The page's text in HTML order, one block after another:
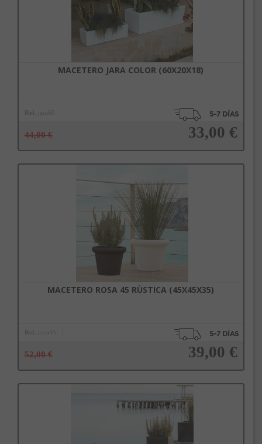
MACETERO JARA COLOR (60X20X18)
Ref. jara60
44,00 € 33,00 €
Añadir a la cesta
MACETERO ROSA 45 RÙSTICA (45X45X35)
Ref. rosa45
52,00 € 39,00 €
Añadir a la cesta